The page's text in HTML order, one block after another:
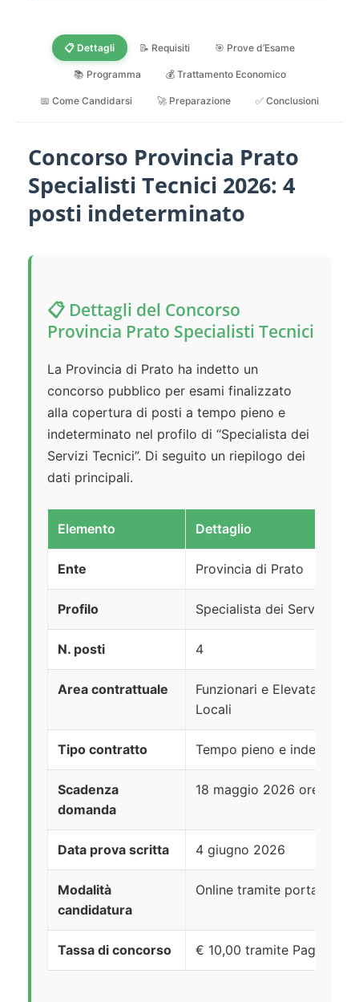
📋 Dettagli 📝 Requisiti 🎯 Prove d’Esame
📚 Programma 💰 Trattamento Economico
📅 Come Candidarsi 🚀 Preparazione ✅ Conclusioni
Concorso Provincia Prato
Specialisti Tecnici 2026: 4
posti indeterminato
📋 Dettagli del Concorso
Provincia Prato Specialisti Tecnici
La Provincia di Prato ha indetto un
concorso pubblico per esami finalizzato
alla copertura di posti a tempo pieno e
indeterminato nel profilo di “Specialista dei
Servizi Tecnici”. Di seguito un riepilogo dei
dati principali.
Elemento Dettaglio
Ente Provincia di Prato
Profilo Specialista dei Servizi
N. posti 4
Area contrattuale
Funzionari e Elevata
Locali
Tipo contratto Tempo pieno e
Scadenza
domanda
18 maggio 2026 ore 23:59
Data prova scritta 4 giugno 2026
Modalità
candidatura
Online tramite portale InPA
Tassa di concorso € 10,00 tramite PagoPA